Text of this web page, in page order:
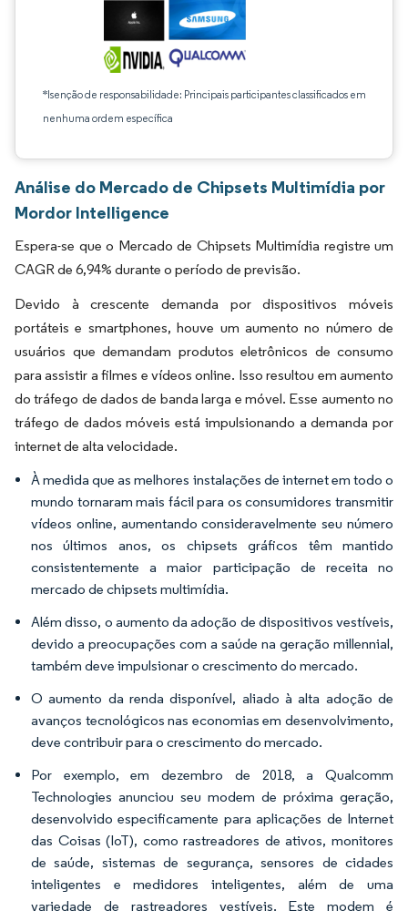
*Isenção de responsabilidade: Principais participantes classificados em
nenhuma ordem específica
Análise do Mercado de Chipsets Multimídia por
Mordor Intelligence
Espera-se que o Mercado de Chipsets Multimídia registre um
CAGR de 6,94% durante o período de previsão.
Devido à crescente demanda por dispositivos móveis
portáteis e smartphones, houve um aumento no número de
usuários que demandam produtos eletrônicos de consumo
para assistir a filmes e vídeos online. Isso resultou em aumento
do tráfego de dados de banda larga e móvel. Esse aumento no
tráfego de dados móveis está impulsionando a demanda por
internet de alta velocidade.
À medida que as melhores instalações de internet em todo o
mundo tornaram mais fácil para os consumidores transmitir
vídeos online, aumentando consideravelmente seu número
nos últimos anos, os chipsets gráficos têm mantido
consistentemente a maior participação de receita no
mercado de chipsets multimídia.
Além disso, o aumento da adoção de dispositivos vestíveis,
devido a preocupações com a saúde na geração millennial,
também deve impulsionar o crescimento do mercado.
O aumento da renda disponível, aliado à alta adoção de
avanços tecnológicos nas economias em desenvolvimento,
deve contribuir para o crescimento do mercado.
Por exemplo, em dezembro de 2018, a Qualcomm
Technologies anunciou seu modem de próxima geração,
desenvolvido especificamente para aplicações de Internet
das Coisas (IoT), como rastreadores de ativos, monitores
de saúde, sistemas de segurança, sensores de cidades
inteligentes e medidores inteligentes, além de uma
variedade de rastreadores vestíveis. Este modem é